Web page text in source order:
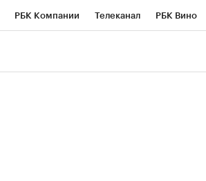
РБК Компании Телеканал РБК Вино